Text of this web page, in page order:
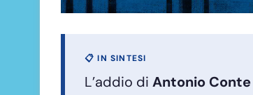
📋 IN SINTESI
L’addio di Antonio Conte